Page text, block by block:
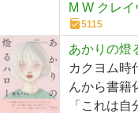
M W クレイ
5115
あかりの燈
カクヨム時
んから書籍
「これは